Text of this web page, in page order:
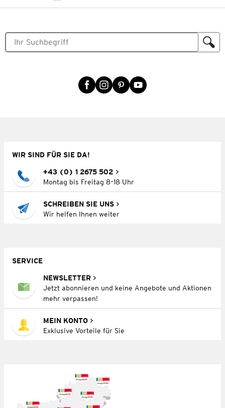
WIR SIND FÜR SIE DA!
+43 (0) 1 2675 502
Montag bis Freitag 8–18 Uhr
SCHREIBEN SIE UNS
Wir helfen Ihnen weiter
SERVICE
NEWSLETTER
Jetzt abonnieren und keine Angebote und Aktionen
mehr verpassen!
MEIN KONTO
Exklusive Vorteile für Sie